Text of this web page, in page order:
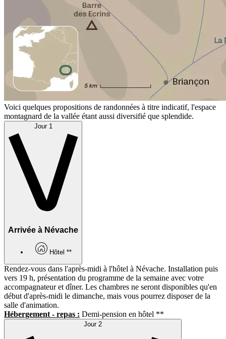
Voici quelques propositions de randonnées à titre indicatif, l'espace
montagnard de la vallée étant aussi diversifié que splendide.
Jour 1
Arrivée à Névache
Hôtel **
Rendez-vous dans l'après-midi à l'hôtel à Névache. Installation puis
vers 19 h, présentation du programme de la semaine avec votre
accompagnateur et dîner. Les chambres ne seront disponibles qu'en
début d'après-midi le dimanche, mais vous pourrez disposer de la
salle d'animation.
Hébergement - repas : Demi-pension en hôtel **
Jour 2